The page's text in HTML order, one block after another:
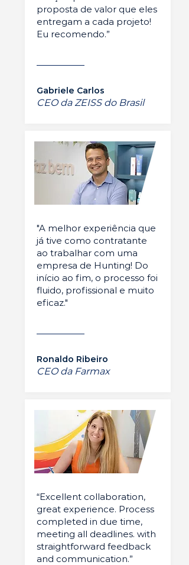
proposta de valor que eles
entregam a cada projeto!
Eu recomendo.”
Gabriele Carlos
CEO da ZEISS do Brasil
"A melhor experiência que
já tive como contratante
ao trabalhar com uma
empresa de Hunting! Do
início ao fim, o processo foi
fluido, profissional e muito
eficaz."
Ronaldo Ribeiro
CEO da Farmax
“Excellent collaboration,
great experience. Process
completed in due time,
meeting all deadlines. with
straightforward feedback
and communication.”